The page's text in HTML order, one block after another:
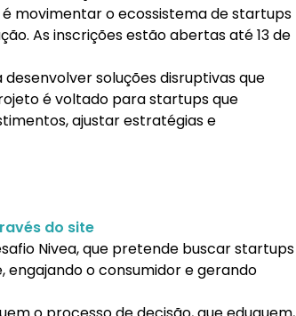
movimentar o ecossistema de startups
As inscrições estão abertas até 13 de
soluções disruptivas que
é voltado para startups que
ajustar estratégias e
do site
Nivea, que pretende buscar startups
o consumidor e gerando